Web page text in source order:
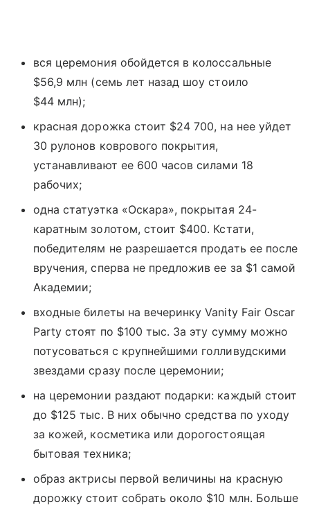
вся церемония обойдется в колоссальные
$56,9 млн (семь лет назад шоу стоило
$44 млн);
красная дорожка стоит $24 700, на нее уйдет
30 рулонов коврового покрытия,
устанавливают ее 600 часов силами 18
рабочих;
одна статуэтка «Оскара», покрытая 24-
каратным золотом, стоит $400. Кстати,
победителям не разрешается продать ее после
вручения, сперва не предложив ее за $1 самой
Академии;
входные билеты на вечеринку Vanity Fair Oscar
Party стоят по $100 тыс. За эту сумму можно
потусоваться с крупнейшими голливудскими
звездами сразу после церемонии;
на церемонии раздают подарки: каждый стоит
до $125 тыс. В них обычно средства по уходу
за кожей, косметика или дорогостоящая
бытовая техника;
образ актрисы первой величины на красную
дорожку стоит собрать около $10 млн. Больше